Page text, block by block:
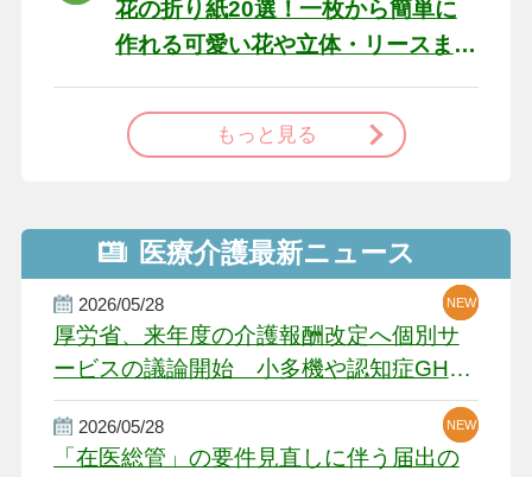
花の折り紙20選！一枚から簡単に
作れる可愛い花や立体・リースま
もっと見る
医療介護最新ニュース
2026/05/28
厚労省、来年度の介護報酬改定へ個別サ
ービスの議論開始 小多機や認知症GH、
厳しい経営環境に危機感
NEW
NEW
NEW
2026/05/28
「在医総管」の要件見直しに伴う届出の
NEW
NEW